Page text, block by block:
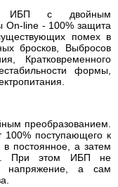
ИБП с двойным
On-line - 100% защита
помех в
бросков, Выбросов
Кратковременного
формы,
преобразованием.
100% поступающего к
постоянное, а затем
При этом ИБП не
напряжение, а сам